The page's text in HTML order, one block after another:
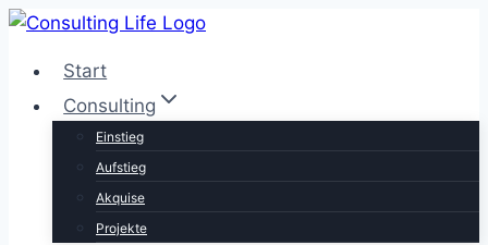
Zum
springenStart
Consulting
Einstieg
Aufstieg
Akquise
Projekte